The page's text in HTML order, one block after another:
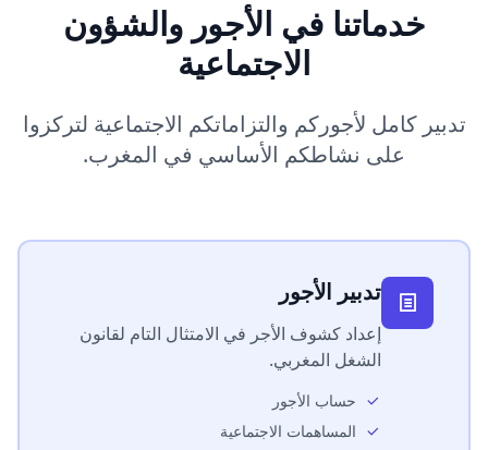
خدماتنا في الأجور والشؤون
الاجتماعية
تدبير كامل لأجوركم والتزاماتكم الاجتماعية لتركزوا
على نشاطكم الأساسي في المغرب.
تدبير الأجور
إعداد كشوف الأجر في الامتثال التام لقانون
الشغل المغربي.
حساب الأجور
المساهمات الاجتماعية